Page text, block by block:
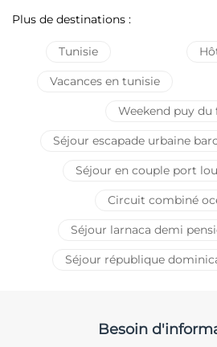
Plus de destinations :
Tunisie
Vacances en tunisie
Weekend puy du
Séjour escapade urbaine
Séjour en couple port
Circuit combiné
Séjour larnaca demi
Séjour république
Besoin